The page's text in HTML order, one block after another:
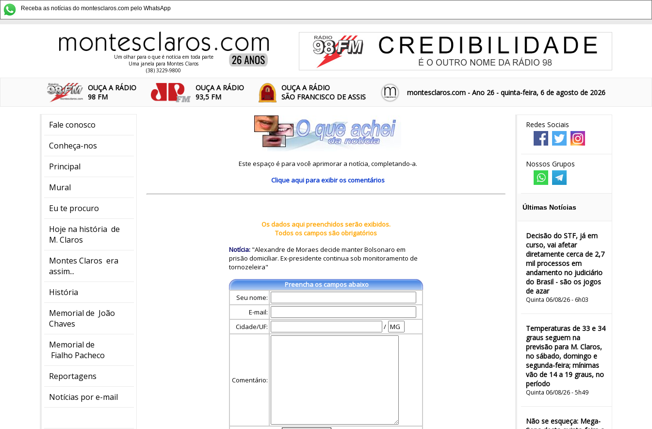
Receba as notícias do montesclaros.com pelo WhatsApp
Um olhar para o que é notícia em toda parte
Uma janela para Montes Claros
(38) 3229-9800
OUÇA A RÁDIO
98 FM
OUÇA A RÁDIO
93,5 FM
OUÇA A RÁDIO
SÃO FRANCISCO DE ASSIS
montesclaros.com - Ano 26 - quinta-feira, 6 de agosto de 2026
Fale conosco
Conheça-nos
Principal
Mural
Eu te procuro
Hoje na história de
M. Claros
Montes Claros era
assim...
História
Memorial de João
Chaves
Memorial de
Fialho Pacheco
Reportagens
Notícias por e-mail
Redes Sociais
Nossos Grupos
Últimas Notícias
Decisão do STF, já em
curso, vai afetar
diretamente cerca de 2,7
mil processos em
andamento no judiciário
do Brasil - são os jogos
de azar
Quinta 06/08/26 - 6h03
Temperaturas de 33 e 34
graus seguem na
previsão para M. Claros,
no sábado, domingo e
segunda-feira; mínimas
vão de 14 a 19 graus, no
período
Quinta 06/08/26 - 5h49
Não se esqueça: Mega-
Este espaço é para você aprimorar a notícia, completando-a.
Clique aquipara exibir os comentários
Os dados aqui preenchidos serão exibidos.
Todos os campos são obrigatórios
Notícia: "Alexandre de Moraes decide manter Bolsonaro em
prisão domiciliar. Ex-presidente continua sob monitoramento de
tornozeleira"
Preencha os campos abaixo
Seu nome:
E-mail:
Cidade/UF:
/
Comentário: